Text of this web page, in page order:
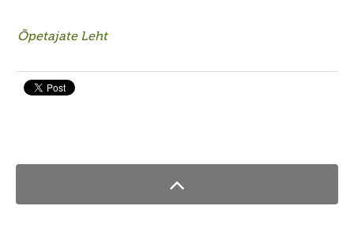
Hiite kuvavõistlus 2017 lisa
Hiite kuvavõistlus 2016 lisa
Hiite kuvavõistlus 2014 lisa
Õpetajate Leht